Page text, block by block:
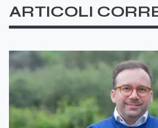
ARTICOLI